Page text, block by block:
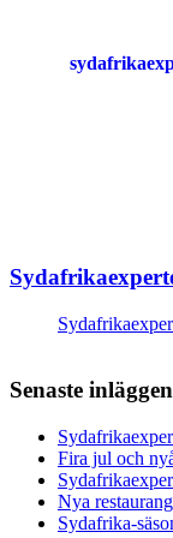
Senaste inläggen
Fira jul och
Nya
Sydafrika-